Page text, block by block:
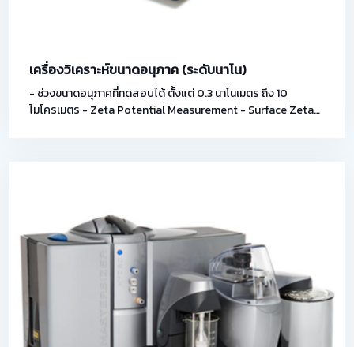
เครื่องวิเคราะห์ขนาดอนุภาค (ระดับนาโน)
- ช่วงขนาดอนุภาคที่ทดสอบได้ ตั้งแต่ 0.3 นาโนเมตร ถึง 10
ไมโครเมตร - Zeta Potential Measurement - Surface Zeta